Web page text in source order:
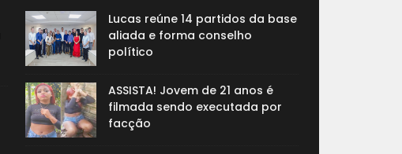
Lucas reúne 14 partidos da base
aliada e forma conselho
político
ASSISTA! Jovem de 21 anos é
filmada sendo executada por
facção